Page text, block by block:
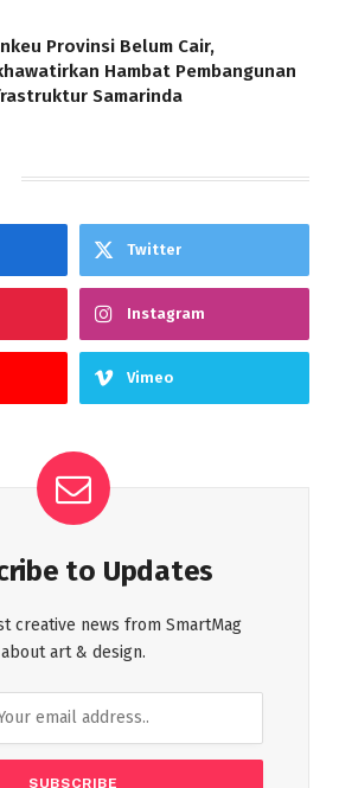
Provinsi Belum Cair,
Hambat Pembangunan
Samarinda
Twitter
Instagram
Vimeo
to Updates
creative news from SmartMag
about art & design.